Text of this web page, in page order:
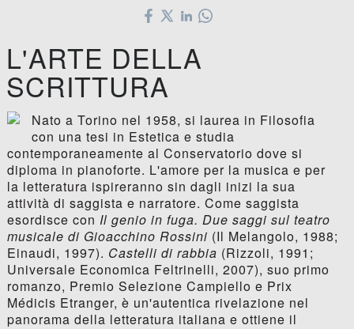
L'ARTE DELLA
SCRITTURA
Nato a Torino nel 1958, si laurea in Filosofia
con una tesi in Estetica e studia
contemporaneamente al Conservatorio dove si
diploma in pianoforte. L'amore per la musica e per
la letteratura ispireranno sin dagli inizi la sua
attività di saggista e narratore. Come saggista
esordisce con Il genio in fuga. Due saggi sul teatro
musicale di Gioacchino Rossini (Il Melangolo, 1988;
Einaudi, 1997). Castelli di rabbia (Rizzoli, 1991;
Universale Economica Feltrinelli, 2007), suo primo
romanzo, Premio Selezione Campiello e Prix
Médicis Etranger, è un'autentica rivelazione nel
panorama della letteratura italiana e ottiene il